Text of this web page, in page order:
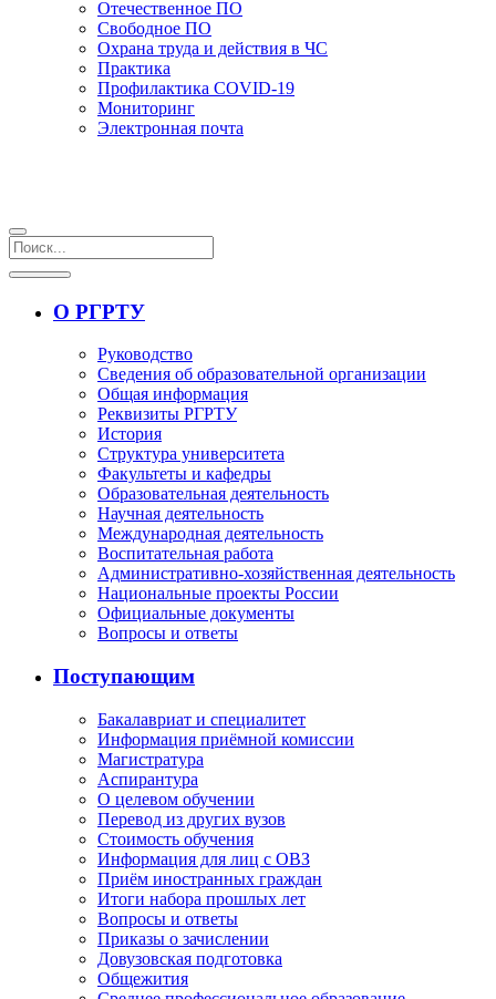
Отечественное ПО
Свободное ПО
Охрана труда и действия в ЧС
Практика
Профилактика COVID-19
Мониторинг
Электронная почта
О РГРТУ
Руководство
Сведения об образовательной организации
Общая информация
Реквизиты РГРТУ
История
Структура университета
Факультеты и кафедры
Образовательная деятельность
Научная деятельность
Международная деятельность
Воспитательная работа
Административно-хозяйственная деятельность
Национальные проекты России
Официальные документы
Вопросы и ответы
Поступающим
Бакалавриат и специалитет
Информация приёмной комиссии
Магистратура
Аспирантура
О целевом обучении
Перевод из других вузов
Стоимость обучения
Информация для лиц с ОВЗ
Приём иностранных граждан
Итоги набора прошлых лет
Вопросы и ответы
Приказы о зачислении
Довузовская подготовка
Общежития